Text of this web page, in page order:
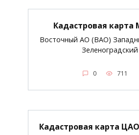
Кадастровая карта
Восточный АО (ВАО)
Зеленоградский
0 711
Кадастровая карта